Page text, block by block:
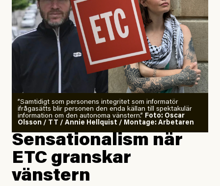
”Samtidigt som personens integritet som informatör
ifrågasätts blir personen den enda källan till spektakulär
information om den autonoma vänstern.” Foto: Oscar
Olsson / TT / Annie Hellquist / Montage: Arbetaren
Sensationalism när
ETC granskar
vänstern